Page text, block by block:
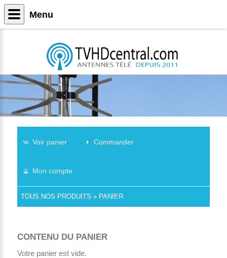
Voir panier Commander
Mon compte
TOUS NOS PRODUITS » PANIER
CONTENU DU PANIER
Votre panier est vide.
Menu